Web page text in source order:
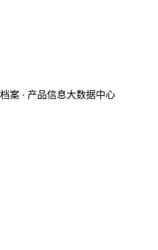
案 · 产品信息大数据中心